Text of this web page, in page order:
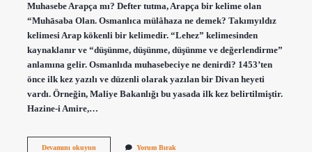
Muhasebe Arapça mı? Defter tutma, Arapça bir kelime olan
“Muhāsaba Olan. Osmanlıca mülâhaza ne demek? Takımyıldız
kelimesi Arap kökenli bir kelimedir. “Lehez” kelimesinden
kaynaklanır ve “düşünme, düşünme, düşünme ve değerlendirme”
anlamına gelir. Osmanlıda muhasebeciye ne denirdi? 1453’ten
önce ilk kez yazılı ve düzenli olarak yazılan bir Divan heyeti
vardı. Örneğin, Maliye Bakanlığı bu yasada ilk kez belirtilmiştir.
Hazine-i Amire,…
Devamını okuyunOsmanlıca
Yorum Bırak